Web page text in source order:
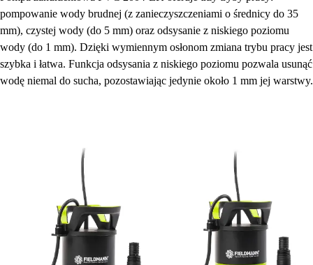
pompowanie wody brudnej (z zanieczyszczeniami o średnicy do 35
mm), czystej wody (do 5 mm) oraz odsysanie z niskiego poziomu
wody (do 1 mm). Dzięki wymiennym osłonom zmiana trybu pracy jest
szybka i łatwa. Funkcja odsysania z niskiego poziomu pozwala usunąć
wodę niemal do sucha, pozostawiając jedynie około 1 mm jej warstwy.